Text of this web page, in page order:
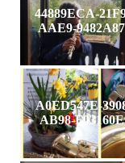
44889ECA-
AAE9-
A0ED547E-
AB98-